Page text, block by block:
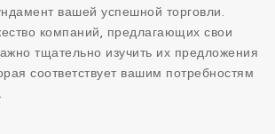
вашей успешной торговли.
компаний, предлагающих свои
тщательно изучить их предложения
соответствует вашим потребностям